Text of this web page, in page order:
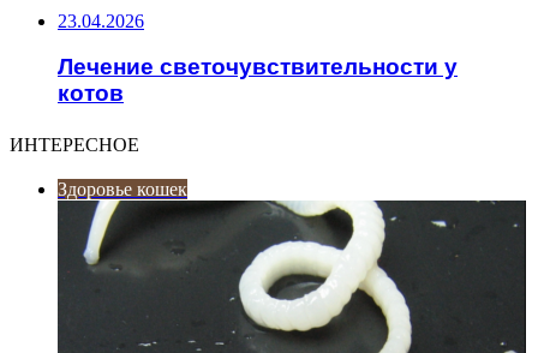
23.04.2026
Лечение светочувствительности у
котов
ИНТЕРЕСНОЕ
Здоровье кошек